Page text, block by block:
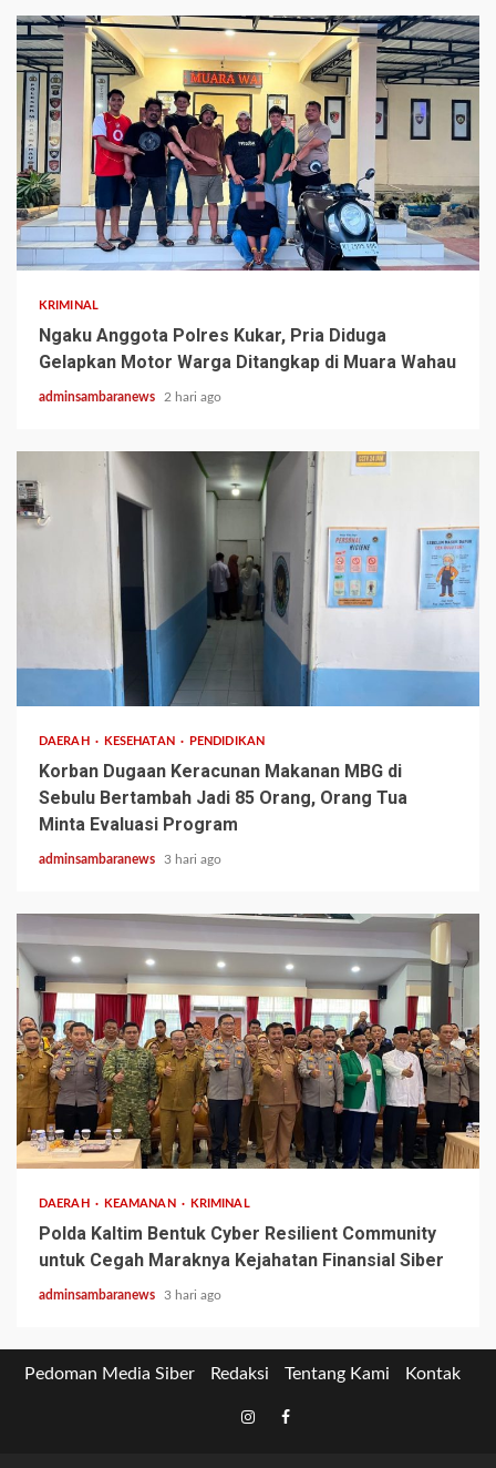
2 min read
KRIMINAL
Ngaku Anggota Polres Kukar, Pria Diduga
Gelapkan Motor Warga Ditangkap di Muara Wahau
adminsambaranews 2 hari ago
3 min read
DAERAH KESEHATAN PENDIDIKAN
Korban Dugaan Keracunan Makanan MBG di
Sebulu Bertambah Jadi 85 Orang, Orang Tua
Minta Evaluasi Program
adminsambaranews 3 hari ago
2 min read
DAERAH KEAMANAN KRIMINAL
Polda Kaltim Bentuk Cyber Resilient Community
untuk Cegah Maraknya Kejahatan Finansial Siber
adminsambaranews 3 hari ago
Pedoman Media Siber Redaksi Tentang Kami Kontak
Tiktok
InstagramFacebook